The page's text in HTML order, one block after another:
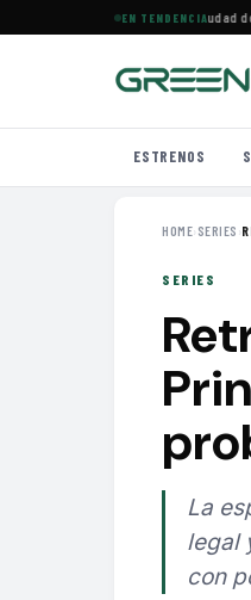
EN TENDENCIA
de cine imperdibles en Ciudad de
ESTRENOS
HOME› SERIES ›
SERIES
La
legal
con